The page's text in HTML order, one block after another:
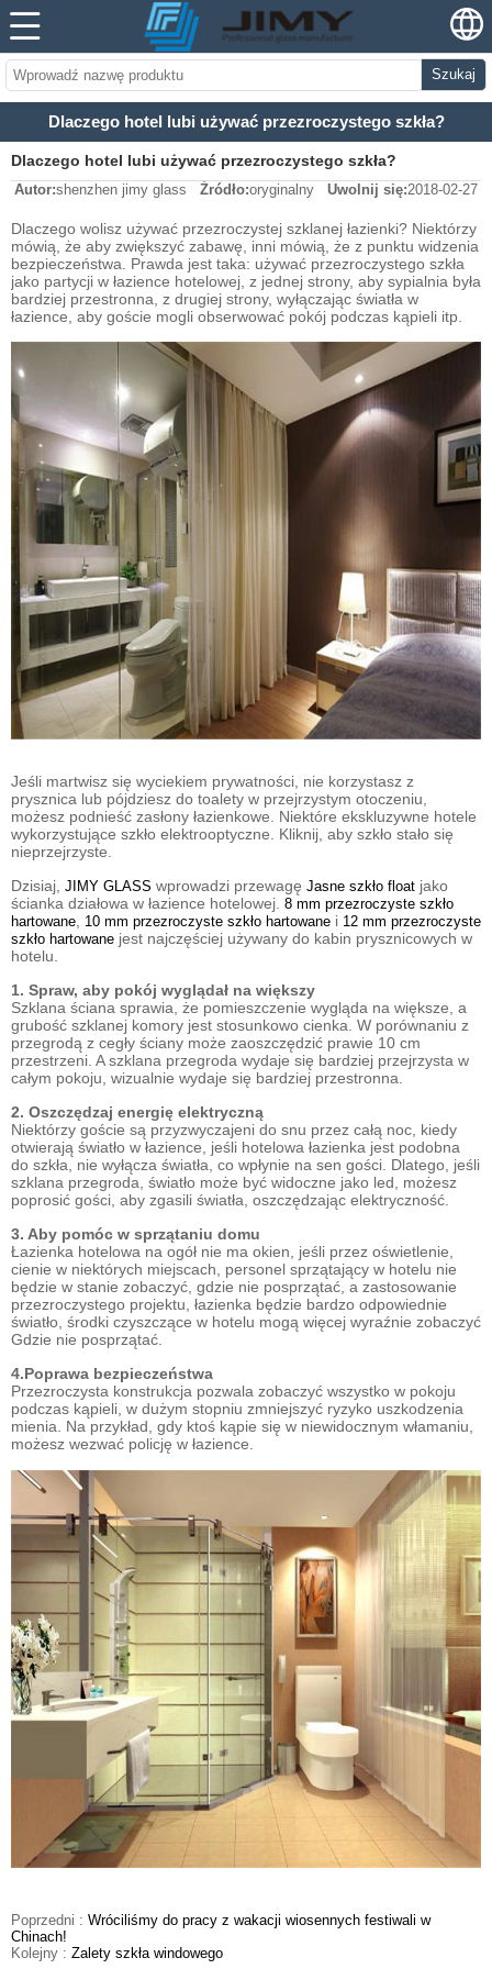
Szukaj
Dlaczego hotel lubi używać przezroczystego szkła?
Dlaczego hotel lubi używać przezroczystego szkła?
Autor:shenzhen jimy glass Źródło:oryginalny Uwolnij się:2018-02-27
Dlaczego wolisz używać przezroczystej szklanej łazienki? Niektórzy
mówią, że aby zwiększyć zabawę, inni mówią, że z punktu widzenia
bezpieczeństwa. Prawda jest taka: używać przezroczystego szkła
jako partycji w łazience hotelowej, z jednej strony, aby sypialnia była
bardziej przestronna, z drugiej strony, wyłączając światła w
łazience, aby goście mogli obserwować pokój podczas kąpieli itp.
Jeśli martwisz się wyciekiem prywatności, nie korzystasz z
prysznica lub pójdziesz do toalety w przejrzystym otoczeniu,
możesz podnieść zasłony łazienkowe. Niektóre ekskluzywne hotele
wykorzystujące szkło elektrooptyczne. Kliknij, aby szkło stało się
nieprzejrzyste.
Dzisiaj, JIMY GLASS wprowadzi przewagę Jasne szkło float jako
ścianka działowa w łazience hotelowej. 8 mm przezroczyste szkło
hartowane, 10 mm przezroczyste szkło hartowane i 12 mm przezroczyste
szkło hartowane jest najczęściej używany do kabin prysznicowych w
hotelu.
1. Spraw, aby pokój wyglądał na większy
Szklana ściana sprawia, że ​​pomieszczenie wygląda na większe, a
grubość szklanej komory jest stosunkowo cienka. W porównaniu z
przegrodą z cegły ściany może zaoszczędzić prawie 10 cm
przestrzeni. A szklana przegroda wydaje się bardziej przejrzysta w
całym pokoju, wizualnie wydaje się bardziej przestronna.
2. Oszczędzaj energię elektryczną
Niektórzy goście są przyzwyczajeni do snu przez całą noc, kiedy
otwierają światło w łazience, jeśli hotelowa łazienka jest podobna
do szkła, nie wyłącza światła, co wpłynie na sen gości. Dlatego, jeśli
szklana przegroda, światło może być widoczne jako led, możesz
poprosić gości, aby zgasili światła, oszczędzając elektryczność.
3. Aby pomóc w sprzątaniu domu
Łazienka hotelowa na ogół nie ma okien, jeśli przez oświetlenie,
cienie w niektórych miejscach, personel sprzątający w hotelu nie
będzie w stanie zobaczyć, gdzie nie posprzątać, a zastosowanie
przezroczystego projektu, łazienka będzie bardzo odpowiednie
światło, środki czyszczące w hotelu mogą więcej wyraźnie zobaczyć
Gdzie nie posprzątać.
4.Poprawa bezpieczeństwa
Przezroczysta konstrukcja pozwala zobaczyć wszystko w pokoju
podczas kąpieli, w dużym stopniu zmniejszyć ryzyko uszkodzenia
mienia. Na przykład, gdy ktoś kąpie się w niewidocznym włamaniu,
możesz wezwać policję w łazience.
Poprzedni : Wróciliśmy do pracy z wakacji wiosennych festiwali w
Chinach!
Kolejny : Zalety szkła windowego